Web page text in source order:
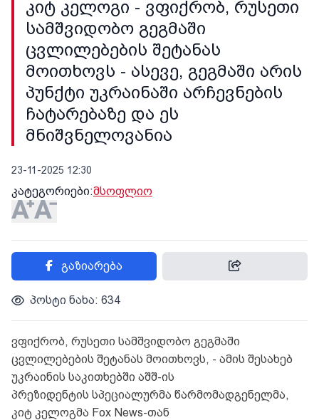
კიტ კელოგი - ვფიქრობ, რუსეთი
სამშვიდობო გეგმაში
ცვლილებების შეტანას
მოითხოვს - ასევე, გეგმაში არის
პუნქტი უკრაინაში არჩევნების
ჩატარებაზე და ეს
მნიშვნელოვანია
23-11-2025 12:30
კატეგორიები:მსოფლიო
გაზიარება
პოსტი ნახა: 634
ვფიქრობ, რუსეთი სამშვიდობო გეგმაში
ცვლილებების შეტანას მოითხოვს, - ამის შესახებ
უკრაინის საკითხებში აშშ-ის
პრეზიდენტის სპეციალურმა წარმომადგენელმა,
კიტ კელოგმა Fox News-თან